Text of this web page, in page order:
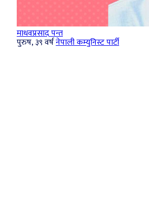
माधवप्रसाद पन्त
पुरुष, ३९ वर्षनेपाली कम्युनिस्ट पार्टी